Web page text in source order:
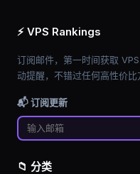
⚡ VPS Rankings
订阅邮件，第一时间获取
动提醒，不错过任何高性价比
📬 订阅更新
📁 分类